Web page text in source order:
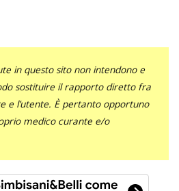
in questo sito non intendono e
sostituire il rapporto diretto fra
e l’utente. È pertanto opportuno
medico curante e/o